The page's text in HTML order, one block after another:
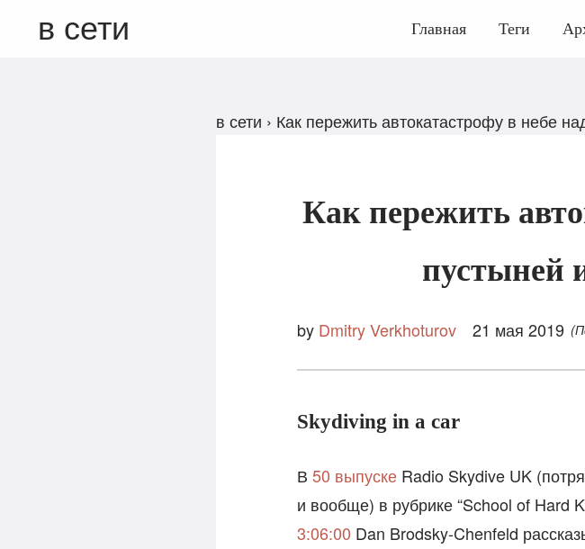
в сети Главная Теги
в сети › Как пережить автокатастрофу в небе
Как пережить
пустыней
by Dmitry Verkhoturov 21 мая 2019
Skydiving in a car
В 50 выпуске Radio Skydive UK
и вообще) в рубрике “School of Hard
3:06:00 Dan Brodsky-Chenfeld